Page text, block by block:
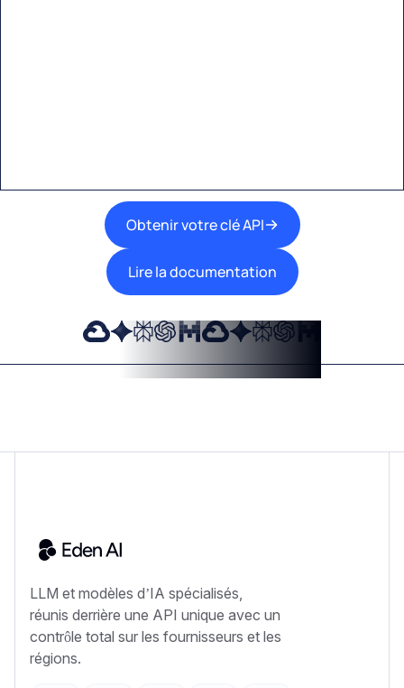
Obtenir votre clé API
Lire la documentation
LLM et modèles d’IA spécialisés,
réunis derrière une API unique avec un
contrôle total sur les fournisseurs et les
régions.